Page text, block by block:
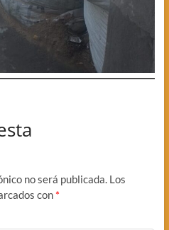
no será publicada. Los
con *